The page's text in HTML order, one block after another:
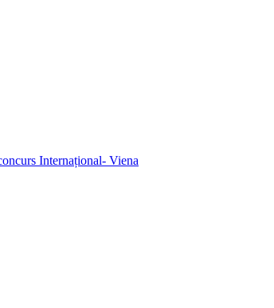
Internațional- Viena